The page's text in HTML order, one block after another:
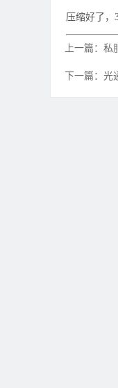
压缩好了，
上一篇：
下一篇：